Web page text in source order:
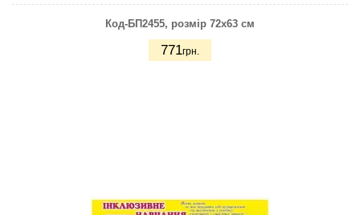
Код-БП2455, розмір 72х63 см
771грн.